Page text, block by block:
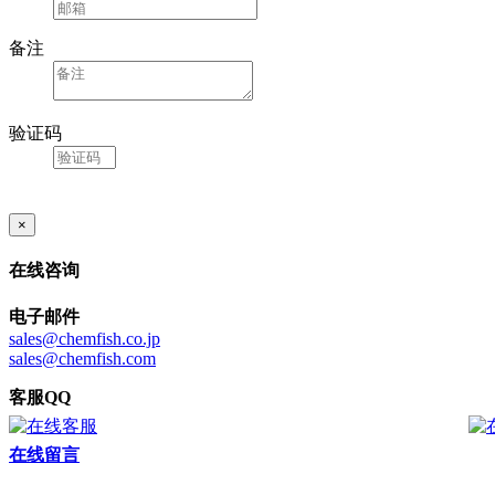
备注
验证码
×
在线咨询
电子邮件
sales@chemfish.co.jp
sales@chemfish.com
客服QQ
在线留言